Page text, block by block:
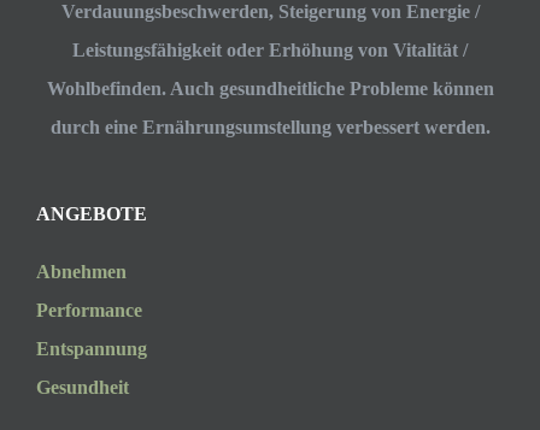
Verdauungsbeschwerden, Steigerung von Energie /
Leistungsfähigkeit oder Erhöhung von Vitalität /
Wohlbefinden. Auch gesundheitliche Probleme können
durch eine Ernährungsumstellung verbessert werden.
ANGEBOTE
Abnehmen
Performance
Entspannung
Gesundheit